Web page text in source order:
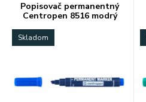
Popisovač permanentný
Centropen 8516 modrý
Skladom